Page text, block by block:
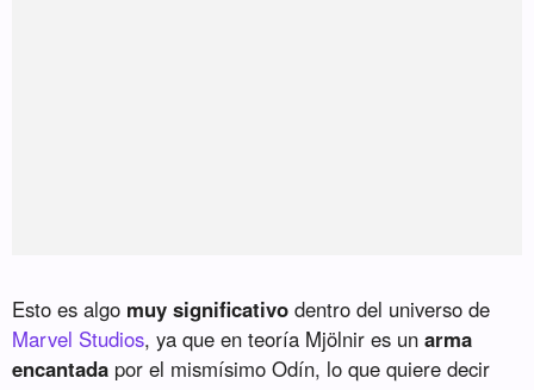
Esto es algo muy significativo dentro del universo de
Marvel Studios, ya que en teoría Mjölnir es unarma
encantada por el mismísimo Odín, lo que quiere decir